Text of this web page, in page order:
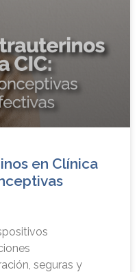
en Clínica
seguras y